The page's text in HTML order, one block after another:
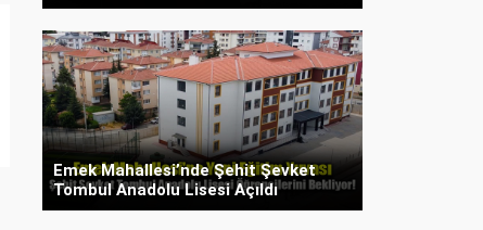
Emek Mahallesi’nde Şehit Şevket
Tombul Anadolu Lisesi Açıldı